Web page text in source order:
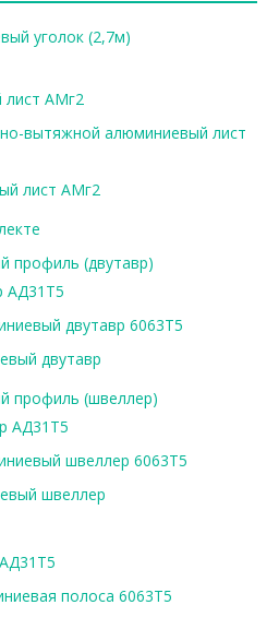
уголок (2,7м)
лист АМг2
вытяжной алюминиевый лист
лист АМг2
профиль (двутавр)
АД31Т5
двутавр 6063Т5
двутавр
профиль (швеллер)
АД31Т5
швеллер 6063Т5
швеллер
полоса 6063Т5